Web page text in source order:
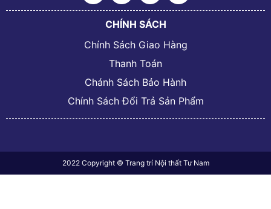
CHÍNH SÁCH
Chính Sách Giao Hàng
Thanh Toán
Chánh Sách Bảo Hành
Chính Sách Đổi Trả Sản Phẩm
2022 Copyright © Trang trí Nội thất Tư Nam